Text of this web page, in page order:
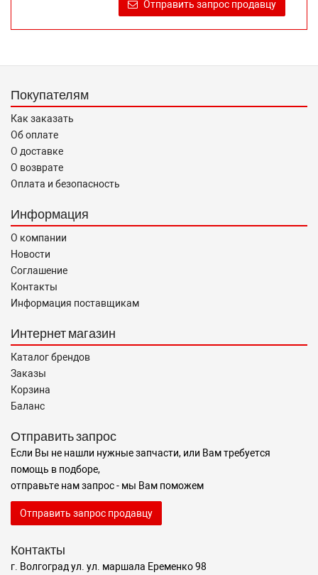
достоверную информацию о товаре, предлагаемом к
«О защите прав потребителей».
Отправить запрос продавцу
Покупателям
Как заказать
Об оплате
О доставке
О возврате
Оплата и безопасность
Информация
О компании
Новости
Соглашение
Контакты
Информация поставщикам
Интернет магазин
Каталог брендов
Заказы
Корзина
Баланс
Отправить запрос
Если Вы не нашли нужные запчасти, или Вам требуется
помощь в подборе,
отправьте нам запрос - мы Вам поможем
Отправить запрос продавцу
Контакты
г. Волгоград ул. ул. маршала Еременко 98